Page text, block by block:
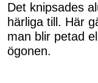
Det knipsades
härliga till. Här
man blir petad
ögonen.